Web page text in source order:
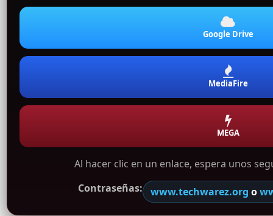
Google Drive
MediaFire
MEGA
Al hacer clic en un enlace, espera unos
Contraseñas:
www.techwarez.org o